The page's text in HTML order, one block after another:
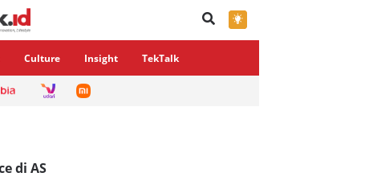
×
Culture Insight TekTalk
di AS